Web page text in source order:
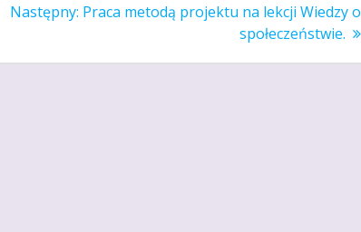
Następny: Następny
Praca metodą projektu na lekcji Wiedzy o
społeczeństwie.